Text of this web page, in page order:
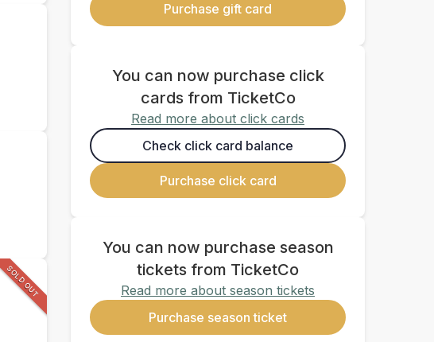
SOLD OUT
Purchase gift card
You can now purchase click
cards from TicketCo
Read more about click cards
Check click card balance
Purchase click card
You can now purchase season
tickets from TicketCo
Read more about season tickets
Purchase season ticket